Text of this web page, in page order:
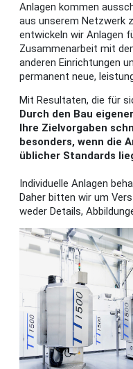
Anlagen kommen
aus unserem Netzwerk
entwickeln wir Anlagen
Zusammenarbeit mit
anderen Einrichtungen
permanent neue,
Mit Resultaten, die für
Durch den Bau
Ihre Zielvorgaben
besonders, wenn die
üblicher Standards
Individuelle Anlagen
Daher bitten wir um
weder Details,